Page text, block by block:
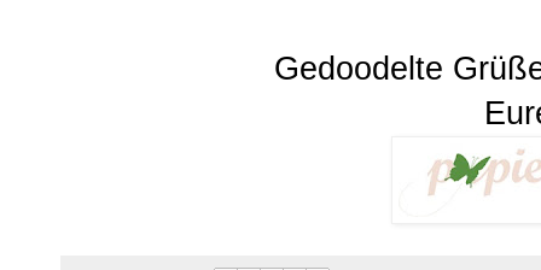
Gedoodelte